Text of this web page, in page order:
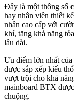
Đây là một thông số
hay nhân viên thiết
nhân cao cấp với
khí, tăng khả năng
lâu dài.
Ưu điểm lớn nhất của
được sắp xếp kiểu
vượt trội cho khả
mainboard BTX
chuộng.